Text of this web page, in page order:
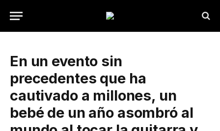
En un evento sin
precedentes que ha
cautivado a millones, un
bebé de un año asombró al